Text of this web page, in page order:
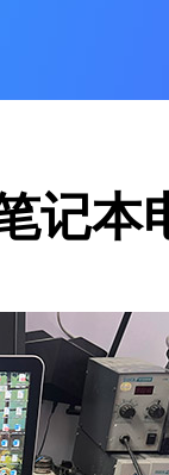
记本